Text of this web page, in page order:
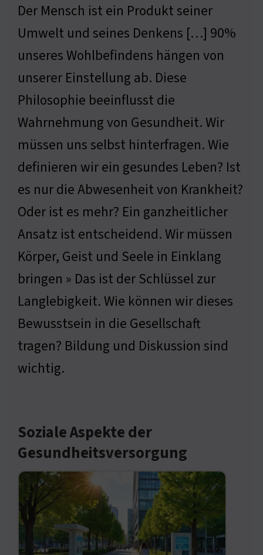
Der Mensch ist ein Produkt seiner
Umwelt und seines Denkens […] 90%
unseres Wohlbefindens hängen von
unserer Einstellung ab. Diese
Philosophie beeinflusst die
Wahrnehmung von Gesundheit. Wir
müssen uns selbst hinterfragen. Wie
definieren wir ein gesundes Leben? Ist
es nur die Abwesenheit von Krankheit?
Oder ist es mehr? Ein ganzheitlicher
Ansatz ist entscheidend. Wir müssen
Körper, Geist und Seele in Einklang
bringen » Das ist der Schlüssel zur
Langlebigkeit. Wie können wir dieses
Bewusstsein in die Gesellschaft
tragen? Bildung und Diskussion sind
wichtig.
Soziale Aspekte der
Gesundheitsversorgung